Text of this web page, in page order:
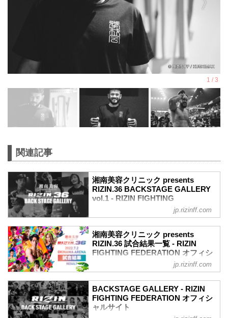
関連記事
湘南美容クリニック presents
RIZIN.36 BACKSTAGE GALLERY
vol.1 - RIZIN FIGHTING
FEDERATION オフィシャルサイト
収めた「BACKSTAGE GALLERY」
第1試合～第9試合までのvol.2はこちら
第13試合 ／鈴木博昭 vs. 平本蓮
第12試合 ／山本美憂 vs. 大島沙緒里
大島沙緒里4
山本美憂3
第11試合 ／砂辺光久 vs. 中務修良
jp.rizinff.com
湘南美容クリニック presents
RIZIN.36 試合結果一覧 - RIZIN
FIGHTING FEDERATION オフィシ
RIZIN MMAルール：5分 3R（66.0kg）
（LOSE）鈴木博昭 vs. 平本蓮（WIN）
3R 判定 （1-2）
jp.rizinff.com
BACKSTAGE GALLERY - RIZIN
FIGHTING FEDERATION オフィシ
ャルサイト